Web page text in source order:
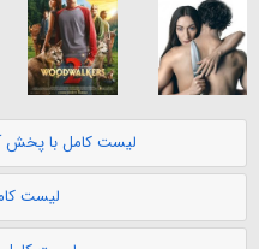
لیست کامل با پخش
لیست